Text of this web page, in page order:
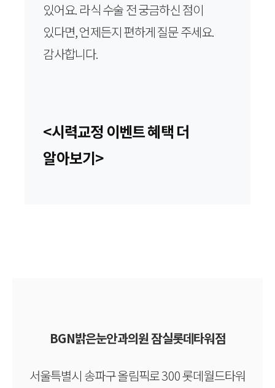
있어요. 라식 수술 전 궁금하신 점이
있다면, 언제든지 편하게 질문 주세요.
감사합니다.
<시력교정 이벤트 혜택 더
알아보기>
BGN밝은눈안과의원 잠실롯데타워점
서울특별시 송파구 올림픽로 300 롯데월드타워